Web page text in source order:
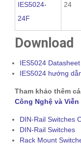
IES5024-
24F
24
Download
IES5024 Datasheet
IES5024 hướng
Tham khảo thêm
Công Nghệ và
DIN-Rail Switches
DIN-Rail Switches
Rack Mount